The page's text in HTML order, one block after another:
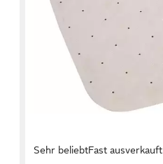
Sehr beliebtFast ausverkauft